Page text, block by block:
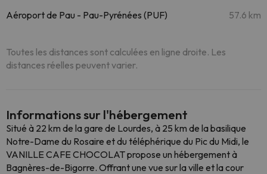
Aéroport de Pau - Pau-Pyrénées (PUF) 57.6 km
Toutes les distances sont calculées en ligne droite. Les
distances réelles peuvent varier.
Informations sur l'hébergement
Situé à 22 km de la gare de Lourdes, à 25 km de la basilique
Notre-Dame du Rosaire et du téléphérique du Pic du Midi, le
VANILLE CAFE CHOCOLAT propose un hébergement à
Bagnères-de-Bigorre. Offrant une vue sur la ville et la cour